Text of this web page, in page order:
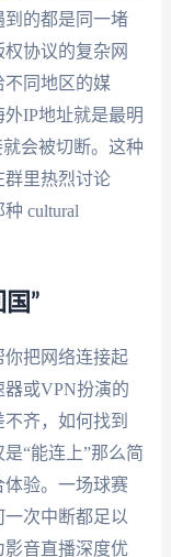
到的都是同一堵
协议的复杂网
同地区的媒
IP地址就是最明
会被切断。这种
里热烈讨论
cultural
”
把网络连接起
或VPN扮演的
齐，如何找到
“能连上”那么简
验。一场球赛
次中断都足以
音直播深度优